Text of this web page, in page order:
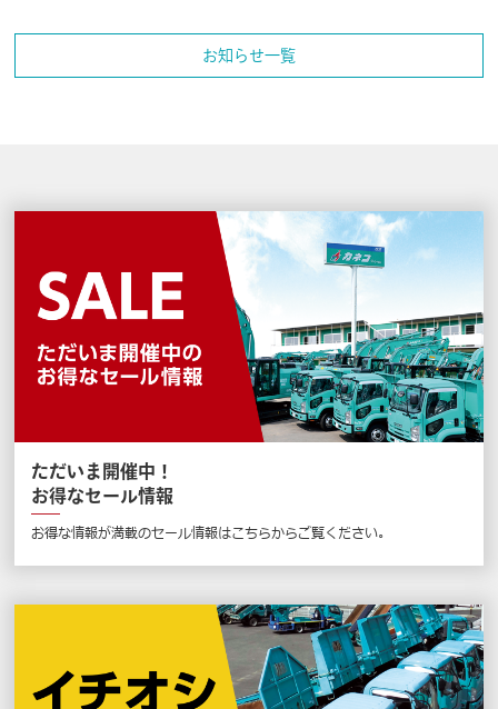
お知らせ一覧
ただいま開催中！
お得なセール情報
お得な情報が満載のセール情報はこちらからご覧ください。